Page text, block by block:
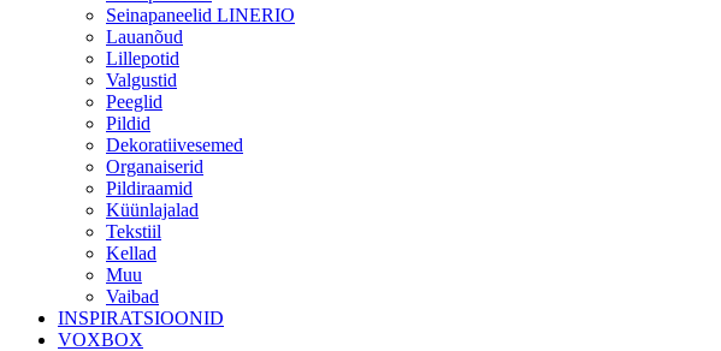
Seinapaneelid LINERIO
Lauanõud
Lillepotid
Valgustid
Peeglid
Pildid
Dekoratiivesemed
Organaiserid
Pildiraamid
Küünlajalad
Tekstiil
Kellad
Muu
Vaibad
INSPIRATSIOONID
VOXBOX